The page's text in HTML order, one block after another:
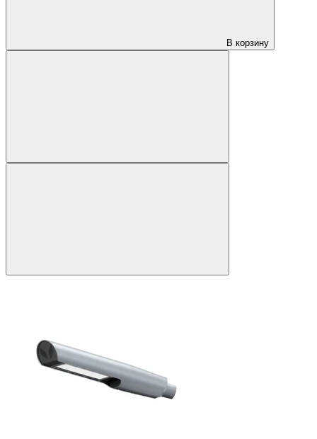
В корзину